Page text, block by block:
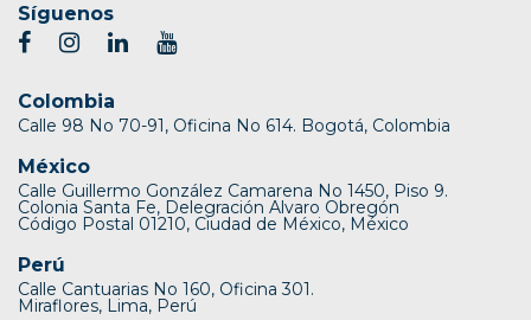
Síguenos
Colombia
Calle 98 No 70-91, Oficina No 614. Bogotá, Colombia
México
Calle Guillermo González Camarena No 1450, Piso 9.
Colonia Santa Fe, Delegración Alvaro Obregón
Código Postal 01210, Ciudad de México, México
Perú
Calle Cantuarias No 160, Oficina 301.
Miraflores, Lima, Perú